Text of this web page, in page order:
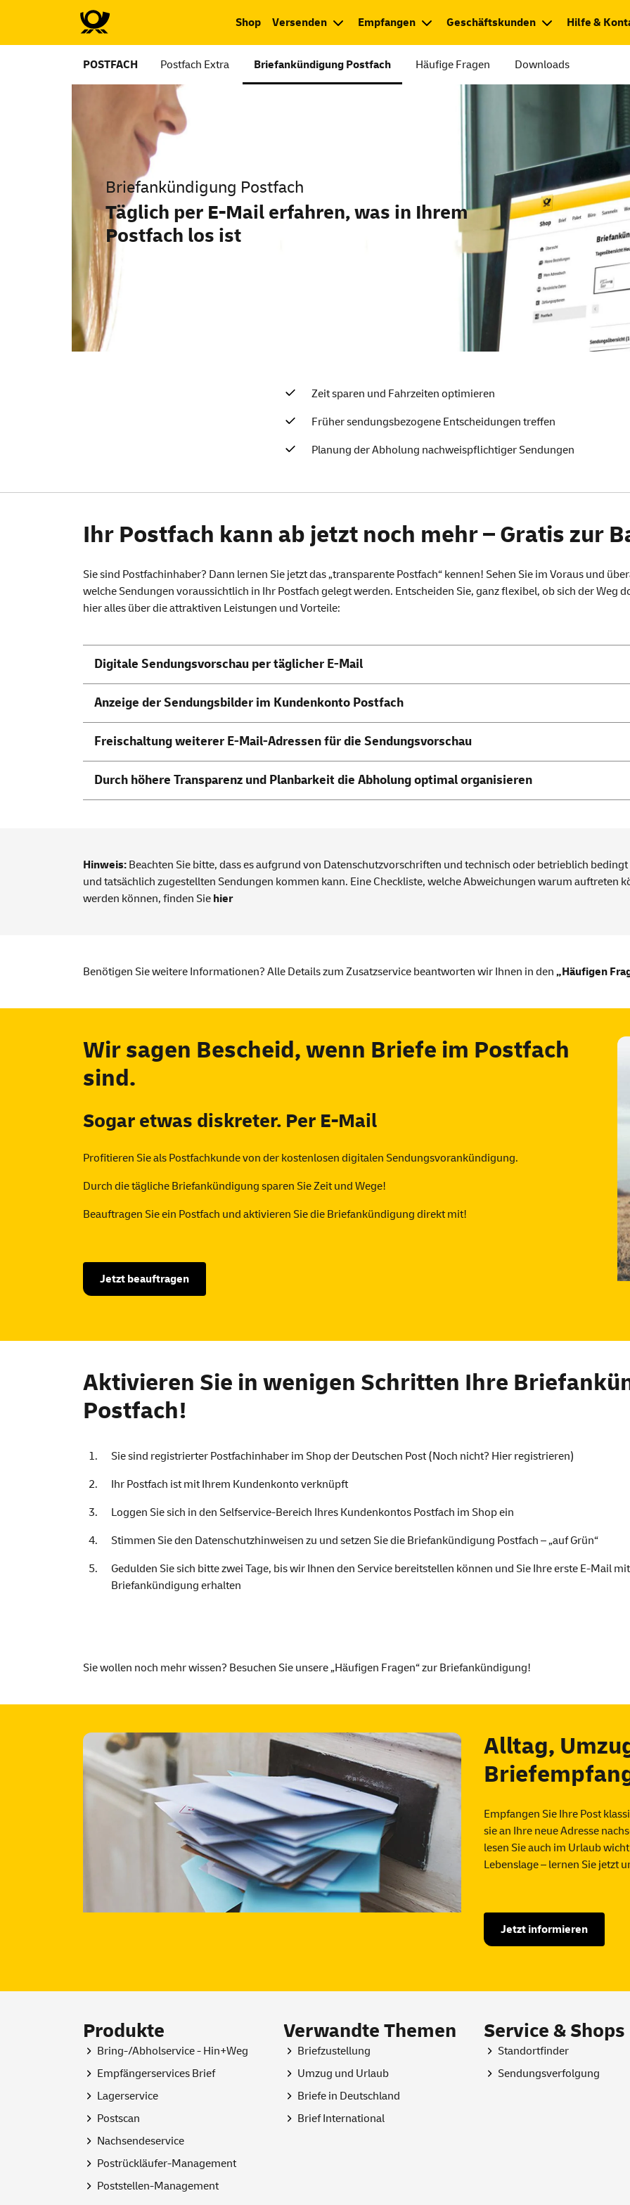
Shop Versenden Empfangen Geschäftskunden Hilfe &
POSTFACH Postfach Extra Briefankündigung Postfach Häufige Fragen Downloads
Briefankündigung Postfach
Täglich per E-Mail erfahren, was in Ihrem
Postfach los ist
Zeit sparen und Fahrzeiten optimieren
Früher sendungsbezogene Entscheidungen treffen
Planung der Abholung nachweispflichtiger Sendungen
Ihr Postfach kann ab jetzt noch mehr – Gratis zur
Sie sind Postfachinhaber? Dann lernen Sie jetzt das „transparente Postfach“ kennen! Sehen Sie im Voraus und
welche Sendungen voraussichtlich in Ihr Postfach gelegt werden. Entscheiden Sie, ganz flexibel, ob sich der Weg
hier alles über die attraktiven Leistungen und Vorteile:
Digitale Sendungsvorschau per täglicher E-Mail
Anzeige der Sendungsbilder im Kundenkonto Postfach
Freischaltung weiterer E-Mail-Adressen für die Sendungsvorschau
Durch höhere Transparenz und Planbarkeit die Abholung optimal organisieren
Hinweis: Beachten Sie bitte, dass es aufgrund von Datenschutzvorschriften und technisch oder betrieblich
und tatsächlich zugestellten Sendungen kommen kann. Eine Checkliste, welche Abweichungen warum auftreten
werden können, finden Sie hier
Benötigen Sie weitere Informationen? Alle Details zum Zusatzservice beantworten wir Ihnen in den „Häufigen
Wir sagen Bescheid, wenn Briefe im Postfach
sind.
Sogar etwas diskreter. Per E-Mail
Profitieren Sie als Postfachkunde von der kostenlosen digitalen Sendungsvorankündigung.
Durch die tägliche Briefankündigung sparen Sie Zeit und Wege!
Beauftragen Sie ein Postfach und aktivieren Sie die Briefankündigung direkt mit!
Jetzt beauftragen
Aktivieren Sie in wenigen Schritten Ihre
Postfach!
Sie sind registrierter Postfachinhaber im Shopder Deutschen Post (Noch nicht? Hier registrieren)
Ihr Postfach ist mit Ihrem Kundenkonto verknüpft
Loggen Sie sich in den Selfservice-Bereich Ihres Kundenkontos Postfach im Shopein
Stimmen Sie den Datenschutzhinweisen zu und setzen Sie die Briefankündigung Postfach – „auf Grün“
Gedulden Sie sich bitte zwei Tage, bis wir Ihnen den Service bereitstellen können und Sie Ihre erste E-Mail
Briefankündigung erhalten
Sie wollen noch mehr wissen? Besuchen Sie unsere„Häufigen Fragen“zur Briefankündigung!
Alltag,
Empfangen Sie Ihre Post
sie an Ihre neue Adresse
lesen Sie auch im Urlaub
Lebenslage – lernen Sie jetzt
Jetzt informieren
Produkte
Bring-/Abholservice - Hin+Weg
Empfängerservices Brief
Lagerservice
Postscan
Nachsendeservice
Postrückläufer-Management
Poststellen-Management
Verwandte Themen
Briefzustellung
Umzug und Urlaub
Briefe in Deutschland
Brief International
Service & Shops
Standortfinder
Sendungsverfolgung